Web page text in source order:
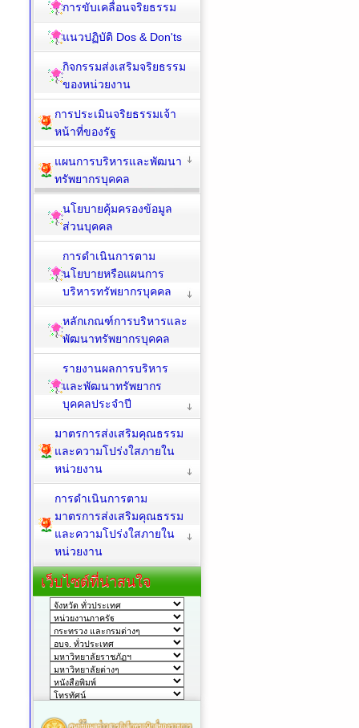
การขับเคลื่อนจริยธรรม
แนวปฏิบัติ Dos & Don'ts
กิจกรรมส่งเสริมจริยธรรม
ของหน่วยงาน
การประเมินจริยธรรมเจ้า
หน้าที่ของรัฐ
แผนการบริหารและพัฒนา
ทรัพยากรบุคคล
นโยบายคุ้มครองข้อมูล
ส่วนบุคคล
การดำเนินการตาม
นโยบายหรือแผนการ
บริหารทรัพยากรบุคคล
หลักเกณฑ์การบริหารและ
พัฒนาทรัพยากรบุคคล
รายงานผลการบริหาร
และพัฒนาทรัพยากร
บุคคลประจำปี
มาตรการส่งเสริมคุณธรรม
และความโปร่งใสภายใน
หน่วยงาน
การดำเนินการตาม
มาตรการส่งเสริมคุณธรรม
และความโปร่งใสภายใน
หน่วยงาน
เว็บไซต์ที่น่าสนใจ